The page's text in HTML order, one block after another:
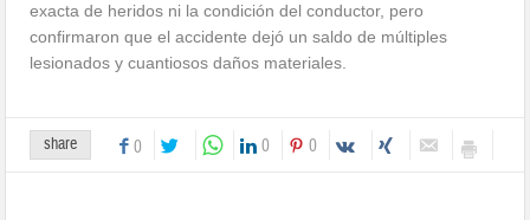
exacta de heridos ni la condición del conductor, pero
confirmaron que el accidente dejó un saldo de múltiples
lesionados y cuantiosos daños materiales.
share 0 0 0